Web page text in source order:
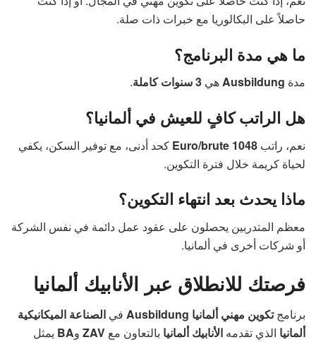
حاصلاً على البكالوريا مع خبرات ذات صلة.
ما هي مدة البرنامج؟
مدة Ausbildungهي 3 سنوات كاملة .
هل الراتب كافٍ للعيش في ألمانيا؟
نعم، راتب 1048 Euro/brute
كحد أدنى، مع توفير السكن، يكفي
لحياة كريمة خلال فترة التكوين.
ماذا يحدث بعد انتهاء التكوين؟
معظم المتدربين يحصلون على عقود عمل دائمة في نفس الشركة
أو شركات أخرى في ألمانيا.
فرصتك للانطلاق عبر الأنابيك ألمانيا
برنامجتكوين مهني ألمانيا Ausbildung في الصناعة الميكانيكية
ألمانيا الذي تقدمه الأنابيك ألمانيا بالتعاون مع ZAV وBA يمثل